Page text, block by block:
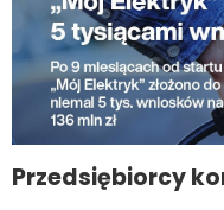
Przedsiębiorcy